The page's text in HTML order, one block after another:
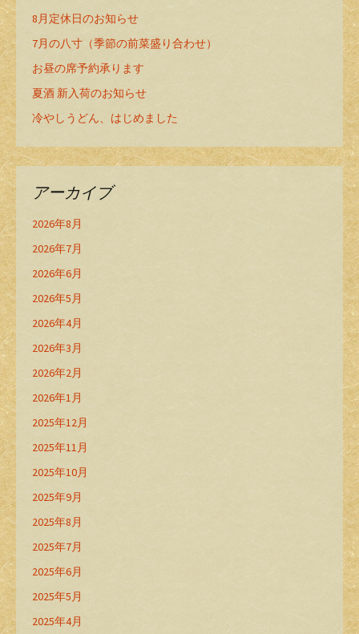
8月定休日のお知らせ
7月の八寸（季節の前菜盛り合わせ）
お昼の席予約承ります
夏酒 新入荷のお知らせ
冷やしうどん、はじめました
アーカイブ
2026年8月
2026年7月
2026年6月
2026年5月
2026年4月
2026年3月
2026年2月
2026年1月
2025年12月
2025年11月
2025年10月
2025年9月
2025年8月
2025年7月
2025年6月
2025年5月
2025年4月